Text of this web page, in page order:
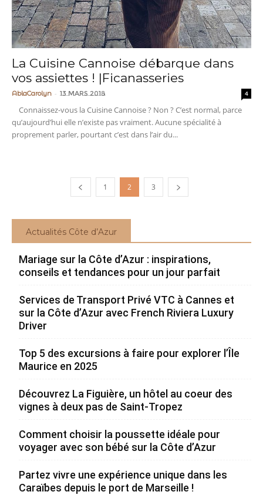
La Cuisine Cannoise débarque dans
vos assiettes ! |Ficanasseries
AblaCarolyn - 13 mars 2018 4
Connaissez-vous la Cuisine Cannoise ? Non ? C’est normal, parce
qu’aujourd’hui elle n’existe pas vraiment. Aucune spécialité à
proprement parler, pourtant c’est dans l’air du...
1 2 3
Actualités Côte d’Azur
Mariage sur la Côte d’Azur : inspirations,
conseils et tendances pour un jour parfait
Services de Transport Privé VTC à Cannes et
sur la Côte d’Azur avec French Riviera Luxury
Driver
Top 5 des excursions à faire pour explorer l’Île
Maurice en 2025
Découvrez La Figuière, un hôtel au coeur des
vignes à deux pas de Saint-Tropez
Comment choisir la poussette idéale pour
voyager avec son bébé sur la Côte d’Azur
Partez vivre une expérience unique dans les
Caraïbes depuis le port de Marseille !